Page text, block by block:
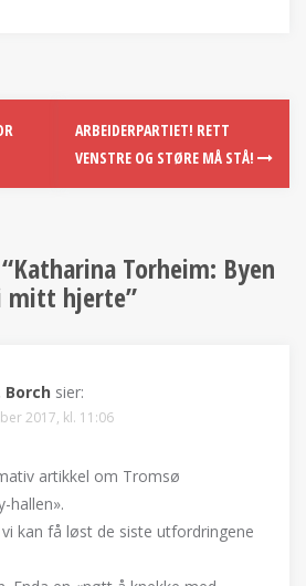
ARBEIDERPARTIET! RETT
VENSTRE OG STØRE MÅ STÅ!
Katharina Torheim: Byen
mitt hjerte”
Borch sier:
2017, kl. 11:06
artikkel om Tromsø
hallen».
kan få løst de siste utfordringene